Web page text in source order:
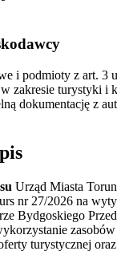
i podmioty z art. 3
w zakresie turystyki i
dokumentację z
Urząd Miasta
nr 27/2026 na
Bydgoskiego
turystycznej